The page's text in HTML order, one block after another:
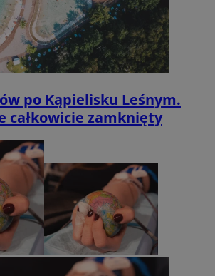
po Kąpielisku Leśnym.
całkowicie zamknięty